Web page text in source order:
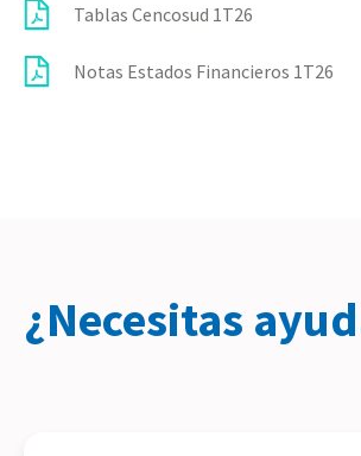
Tablas Cencosud 1T26
Notas Estados Financieros 1T26
¿Necesitas